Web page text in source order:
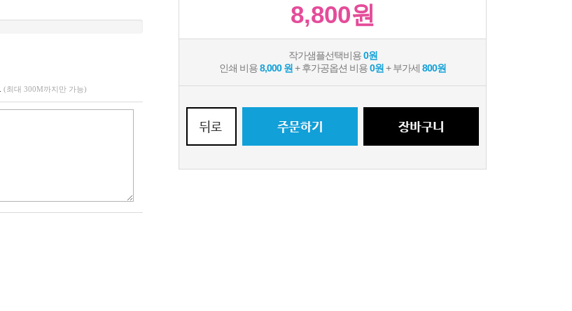
(최대 300M까지만 가능)
8,800원
작가샘플선택비용0원
인쇄 비용8,000 원 + 후가공옵션 비용0원 + 부가세 800원